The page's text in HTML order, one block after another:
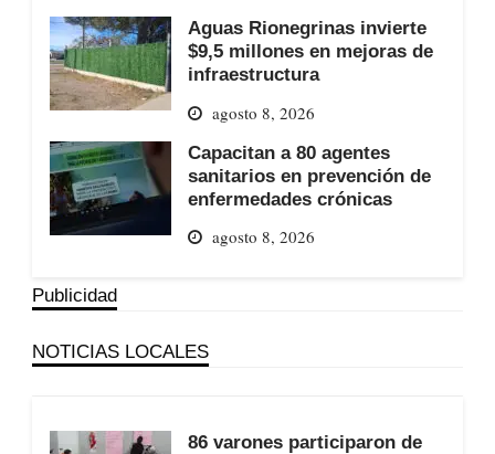
Aguas Rionegrinas invierte
$9,5 millones en mejoras de
infraestructura
agosto 8, 2026
Capacitan a 80 agentes
sanitarios en prevención de
enfermedades crónicas
agosto 8, 2026
Publicidad
NOTICIAS LOCALES
86 varones participaron de